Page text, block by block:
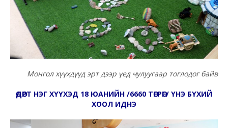
Монгол хүүхдүүд эрт дээр үед чулуугаар тоглодог байв
ӨДӨРТ НЭГ ХҮҮХЭД 18 ЮАНИЙН /6660 ТӨГРӨГ/ ҮНЭ БҮХИЙ
ХООЛ ИДНЭ